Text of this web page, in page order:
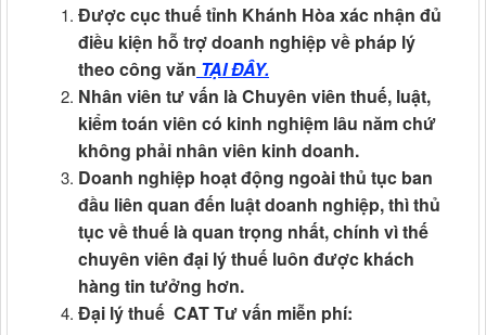
Được cục thuếtỉnh Khánh Hòa xác nhận đủ
điều kiện hỗ trợ doanh nghiệp về pháp lý
theo công văn TẠI ĐÂY.
Nhân viên tư vấn là Chuyên viên thuế, luật,
kiểm toán viên có kinh nghiệm lâu năm chứ
không phải nhân viên kinh doanh.
Doanh nghiệp hoạt động ngoài thủ tục ban
đầu liên quan đến luật doanh nghiệp, thì thủ
tục về thuế là quan trọng nhất, chính vì thế
chuyên viên đại lý thuế luôn được khách
hàng tin tưởng hơn.
Đại lý thuế CAT Tư vấn miễn phí: